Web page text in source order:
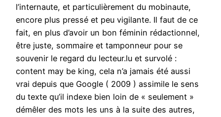
l’internaute, et particulièrement du mobinaute,
encore plus pressé et peu vigilante. Il faut de ce
fait, en plus d’avoir un bon féminin rédactionnel,
être juste, sommaire et tamponneur pour se
souvenir le regard du lecteur.lu et survolé :
content may be king, cela n’a jamais été aussi
vrai depuis que Google ( 2009 ) assimile le sens
du texte qu’il indexe bien loin de « seulement »
démêler des mots les uns à la suite des autres,